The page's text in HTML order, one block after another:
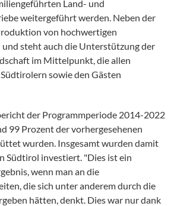
Land- und
weitergeführt werden. Neben der
von hochwertigen
steht auch die Unterstützung der
im Mittelpunkt, die allen
sowie den Gästen
der Programmperiode 2014-2022
99 Prozent der vorhergesehenen
wurden. Insgesamt wurden damit
Südtirol investiert. "Dies ist ein
wenn man an die
die sich unter anderem durch die
hätten, denkt. Dies war nur dank